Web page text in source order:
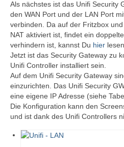
Als nächstes ist das Unifi Security
den WAN Port und der LAN Port
verbinden. Da auf der Fritzbox
NAT aktiviert ist, findet ein
verhindern ist, kannst Du hier
Jetzt ist das Security Gateway zu
Unifi Controller installiert sein.
Auf dem Unifi Security Gateway
einzurichten. Das Unifi Security
eine eigene IP Adresse (siehe
Die Konfiguration kann den
und ist dank des Unifi Controllers